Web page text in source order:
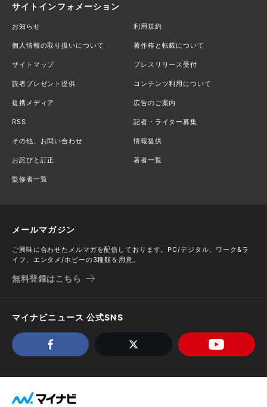
サイトインフォメーション
お知らせ 利用規約
個人情報の取り扱いについて 著作権と転載について
サイトマップ プレスリリース受付
読者プレゼント提供 コンテンツ利用について
提携メディア 広告のご案内
RSS 記者・ライター募集
その他、お問い合わせ 情報提供
お詫びと訂正 著者一覧
監修者一覧
メールマガジン
ご興味に合わせたメルマガを配信しております。PC/デジタル、ワーク&ラ
イフ、エンタメ/ホビーの3種類を用意。
無料登録はこちら
マイナビニュース 公式SNS